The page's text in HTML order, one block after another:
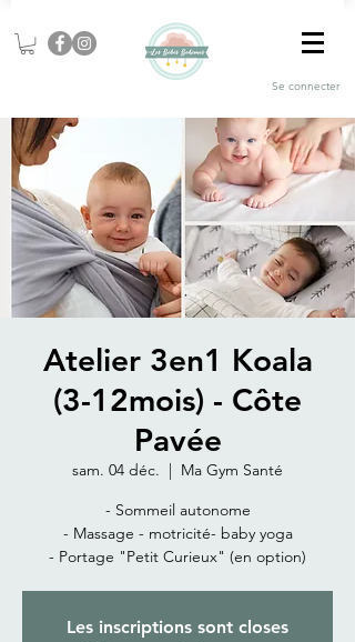
Se connecter
Atelier 3en1 Koala
(3-12mois) - Côte
Pavée
sam. 04 déc.
  |
Ma Gym Santé
- Sommeil autonome
- Massage - motricité- baby yoga
- Portage "Petit Curieux" (en option)
Les inscriptions sont closes